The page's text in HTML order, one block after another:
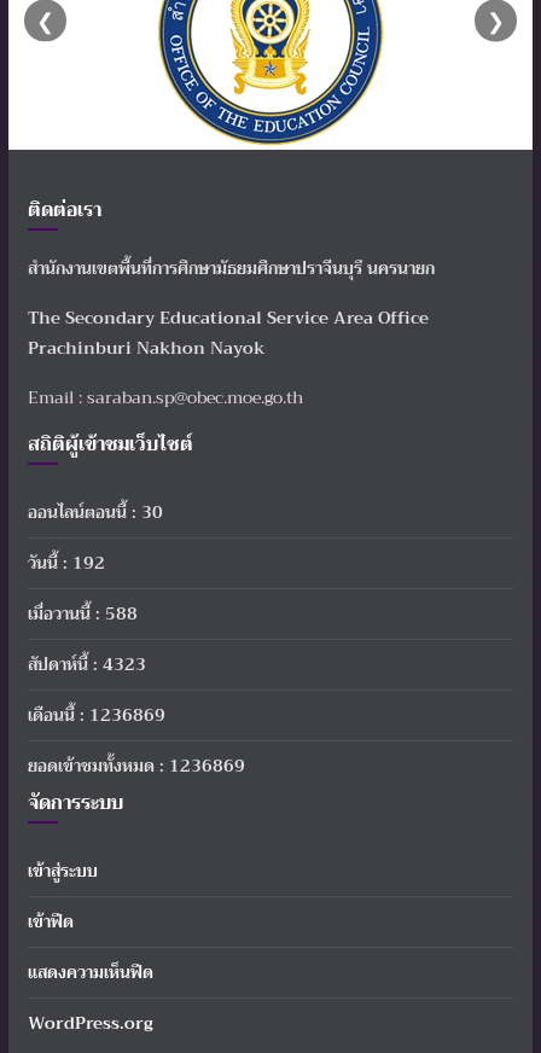
❮ ❯
ติดต่อเรา
สำนักงานเขตพื้นที่การศึกษามัธยมศึกษาปราจีนบุรี นครนายก
The Secondary Educational Service Area Office
Prachinburi Nakhon Nayok
Email : saraban.sp@obec.moe.go.th
สถิติผู้เข้าชมเว็บไซต์
ออนไลน์ตอนนี้ : 30
วันนี้ : 192
เมื่อวานนี้ : 588
สัปดาห์นี้ : 4323
เดือนนี้ : 1236869
ยอดเข้าชมทั้งหมด : 1236869
จัดการระบบ
เข้าสู่ระบบ
เข้าฟีด
แสดงความเห็นฟีด
WordPress.org